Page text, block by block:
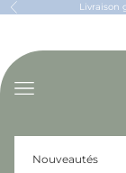
Passer au contenu
Précédent Livraison
Menu
Nouveautés